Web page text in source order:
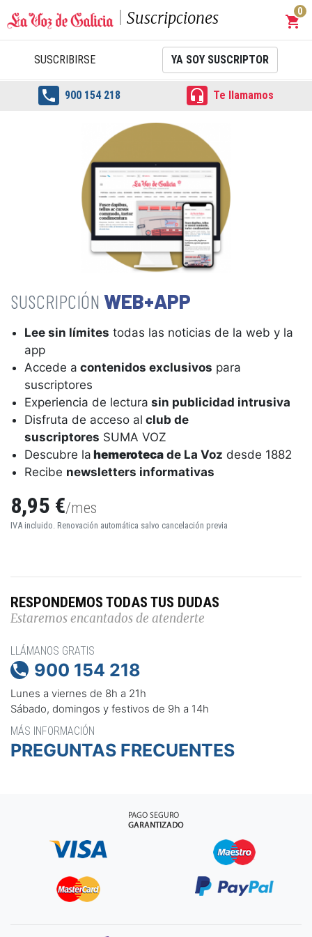
Suscripciones shopping_cart
0
SUSCRIBIRSE YA SOY SUSCRIPTOR
 900 154 218  Te llamamos
WEB+APP
Lee sin límites todas las noticias de la web y la
app
Accede a contenidos exclusivos para
suscriptores
Experiencia de lectura sin publicidad intrusiva
Disfruta de acceso al club de
suscriptores SUMA VOZ
Descubre la hemeroteca de La Voz desde 1882
Recibe newsletters informativas
8,95 €/mes
IVA incluido. Renovación automática salvo cancelación previa
RESPONDEMOS TODAS TUS DUDAS
Estaremos encantados de atenderte
LLÁMANOS GRATIS
 900 154 218
Lunes a viernes de 8h a 21h
Sábado, domingos y festivos de 9h a 14h
MÁS INFORMACIÓN
PREGUNTAS FRECUENTES